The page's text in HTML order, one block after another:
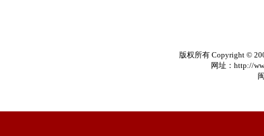
版权所有 Copyright ©
网址：http://